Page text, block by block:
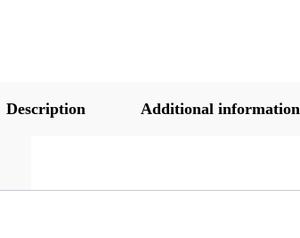
Description Additional information